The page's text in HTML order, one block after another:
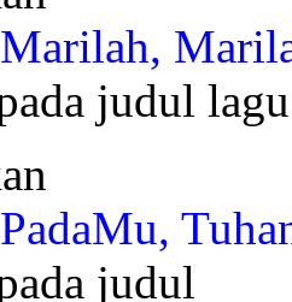
Marilah,
PadaMu,